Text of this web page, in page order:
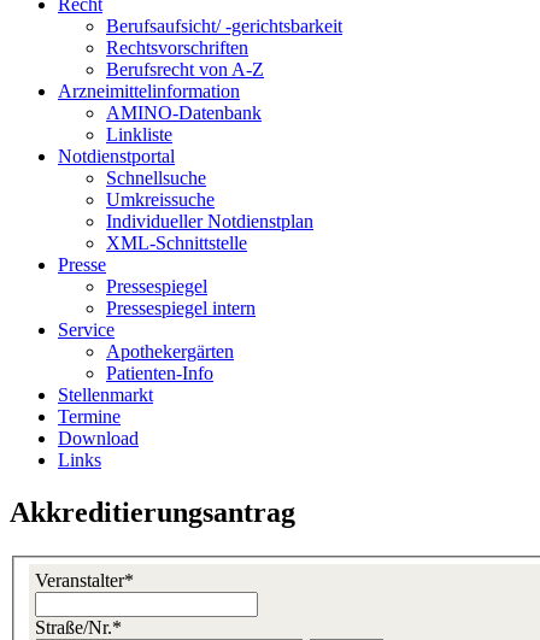
Recht
Berufsaufsicht/ -gerichtsbarkeit
Rechtsvorschriften
Berufsrecht von A-Z
Arzneimittelinformation
AMINO-Datenbank
Linkliste
Notdienstportal
Schnellsuche
Umkreissuche
Individueller Notdienstplan
XML-Schnittstelle
Presse
Pressespiegel
Pressespiegel intern
Service
Apothekergärten
Patienten-Info
Stellenmarkt
Termine
Download
Links
Akkreditierungsantrag
Veranstalter*
Straße/Nr.*